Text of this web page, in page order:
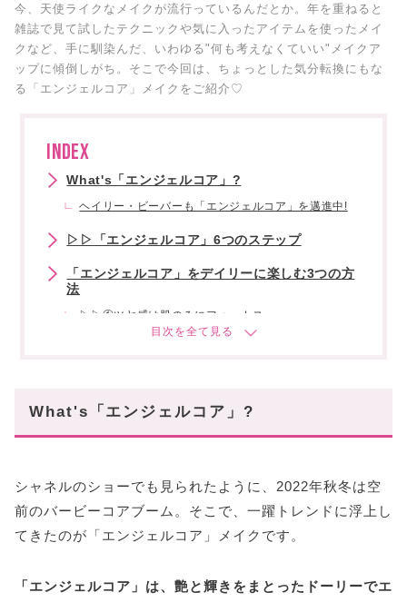
今、天使ライクなメイクが流行っているんだとか。年を重ねると
雑誌で見て試したテクニックや気に入ったアイテムを使ったメイ
クなど、手に馴染んだ、いわゆる"何も考えなくていい"メイクア
ップに傾倒しがち。そこで今回は、ちょっとした気分転換にもな
る「エンジェルコア」メイクをご紹介♡
INDEX
What's「エンジェルコア」?
ヘイリー・ビーバーも「エンジェルコア」を邁進中!
▷▷「エンジェルコア」6つのステップ
「エンジェルコア」をデイリーに楽しむ3つの方
法
▷▷①ツヤ感は肌のみにフォーカス
▷▷②引き算を心がけて
いつものメイクに変化を
What's「エンジェルコア」?
シャネルのショーでも見られたように、2022年秋冬は空
前のバービーコアブーム。そこで、一躍トレンドに浮上し
てきたのが「エンジェルコア」メイクです。
「エンジェルコア」は、艶と輝きをまとったドーリーでエ